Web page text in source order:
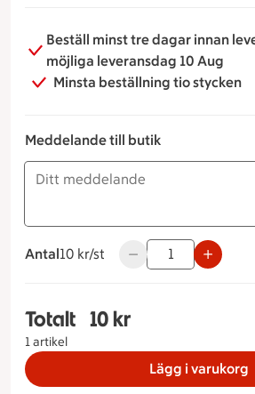
Beställ minst tre dagar innan
möjliga leveransdag 10 Aug
Minsta beställning tio stycken
Meddelande till butik
Antal
10 kronor styck
10 kr/st Använd knapparna
Totalt
1 artikel
Totalt 1 stycken
10 kr
Lägg i varukorg